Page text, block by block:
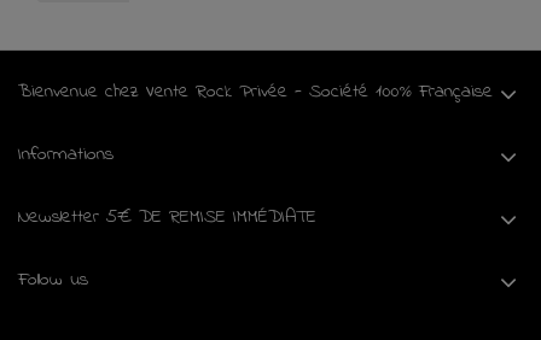
Bienvenue chez Vente Rock Privée - Société 100% Française
Informations
Newsletter 5€ DE REMISE IMMÉDIATE
Follow us